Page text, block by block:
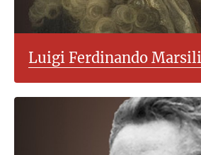
Luigi Ferdinando Marsili